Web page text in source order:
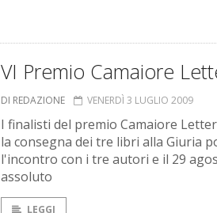
VI Premio Camaiore
DI REDAZIONE VENERDÌ 3 LUGLIO 2009
I finalisti del premio Camaiore
la consegna dei tre libri alla Giuria
l'incontro con i tre autori e il 29
assoluto
LEGGI